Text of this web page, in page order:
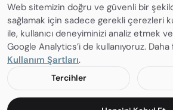
Copyright 2002 - 2026 Tekbul Haber
❓ Sıkça Sorulan Sorular ℹ️ İletişim
Web sitemizin doğru ve güvenli bir
sağlamak için sadece gerekli çerezleri
ile, kullanıcı deneyiminizi analiz etmek
Google Analytics’i de kullanıyoruz. Daha
Kullanım Şartları.
Tercihler